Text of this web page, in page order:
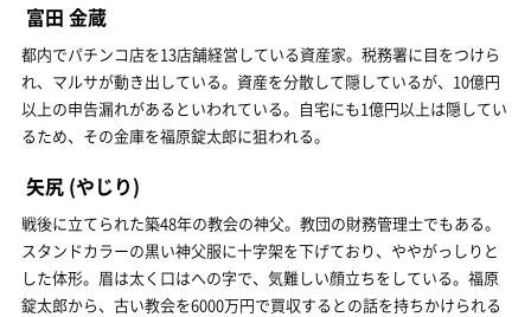
富田 金蔵
都内でパチンコ店を13店舗経営している資産家。税務署に目をつけら
れ、マルサが動き出している。資産を分散して隠しているが、10億円
以上の申告漏れがあるといわれている。自宅にも1億円以上は隠してい
るため、その金庫を福原錠太郎に狙われる。
矢尻 (やじり)
戦後に立てられた築48年の教会の神父。教団の財務管理士でもある。
スタンドカラーの黒い神父服に十字架を下げており、ややがっしりと
した体形。眉は太く口はへの字で、気難しい顔立ちをしている。福原
錠太郎から、古い教会を6000万円で買収するとの話を持ちかけられる